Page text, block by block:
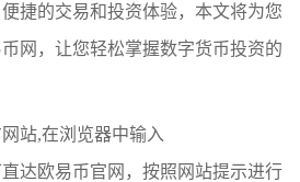
捷的交易和投资体验，本文将为您
币网，让您轻松掌握数字货币投资的
站,在浏览器中输入
直达欧易币官网，按照网站提示进行